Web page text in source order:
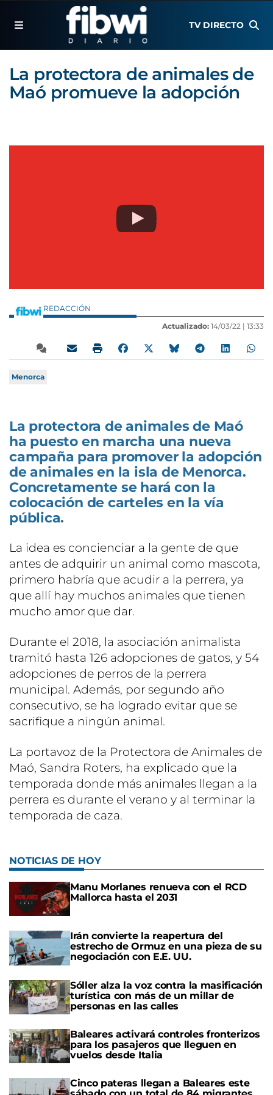
TV DIRECTO
La protectora de animales de
Maó promueve la adopción
REDACCIÓN
Actualizado: 14/03/22 | 13:33
Menorca
La protectora de animales de Maó
ha puesto en marcha una nueva
campaña para promover la adopción
de animales en la isla de Menorca.
Concretamente se hará con la
colocación de carteles en la vía
pública.
La idea es concienciar a la gente de que
antes de adquirir un animal como mascota,
primero habría que acudir a la perrera, ya
que allí hay muchos animales que tienen
mucho amor que dar.
Durante el 2018, la asociación animalista
tramitó hasta 126 adopciones de gatos, y 54
adopciones de perros de la perrera
municipal. Además, por segundo año
consecutivo, se ha logrado evitar que se
sacrifique a ningún animal.
La portavoz de la Protectora de Animales de
Maó, Sandra Roters, ha explicado que la
temporada donde más animales llegan a la
perrera es durante el verano y al terminar la
temporada de caza.
NOTICIAS DE HOY
Manu Morlanes renueva con el RCD
Mallorca hasta el 2031
Irán convierte la reapertura del
estrecho de Ormuz en una pieza de su
negociación con E.E. UU.
Sóller alza la voz contra la masificación
turística con más de un millar de
personas en las calles
Baleares activará controles fronterizos
para los pasajeros que lleguen en
vuelos desde Italia
Cinco pateras llegan a Baleares este